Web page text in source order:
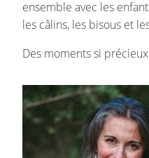
ensemble avec les
les câlins, les bisous et
Des moments si